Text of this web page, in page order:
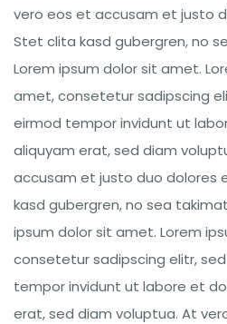
vero eos et accusam et justo
Stet clita kasd gubergren, no
Lorem ipsum dolor sit amet.
amet, consetetur sadipscing
eirmod tempor invidunt ut
aliquyam erat, sed diam
accusam et justo duo dolores
kasd gubergren, no sea
ipsum dolor sit amet. Lorem
consetetur sadipscing elitr,
tempor invidunt ut labore et
erat, sed diam voluptua. At